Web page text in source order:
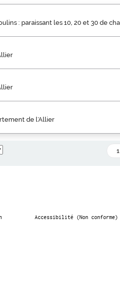
: paraissant les 10, 20 et 30 de
de l'Allier
Accessibilité (Non conforme)